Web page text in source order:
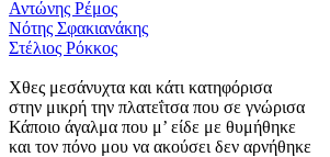
Αντώνης Ρέμος
Νότης Σφακιανάκης
Στέλιος Ρόκκος
Χθες μεσάνυχτα και κάτι κατηφόρισα
στην μικρή την πλατεΐτσα που σε γνώρισα
Κάποιο άγαλμα που μ’ είδε με θυμήθηκε
και τον πόνο μου να ακούσει δεν αρνήθηκε